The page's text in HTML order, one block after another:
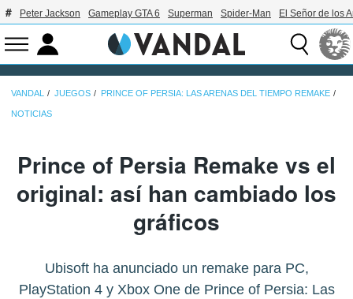
Peter Jackson Gameplay GTA 6 Superman Spider-Man El Señor de los
VANDAL JUEGOS PRINCE OF PERSIA: LAS ARENAS DEL TIEMPO REMAKE
NOTICIAS
Prince of Persia Remake vs el
original: así han cambiado los
gráficos
Ubisoft ha anunciado un remake para PC,
PlayStation 4 y Xbox One de Prince of Persia: Las